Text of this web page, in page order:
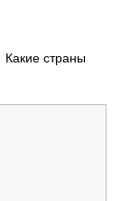
Какие страны